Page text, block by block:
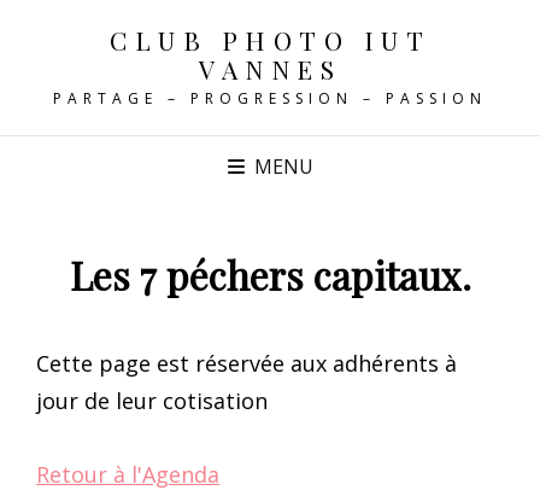
CLUB PHOTO IUT
VANNES
PARTAGE – PROGRESSION – PASSION
MENU
Les 7 péchers capitaux.
Cette page est réservée aux adhérents à
jour de leur cotisation
Retour à l'Agenda